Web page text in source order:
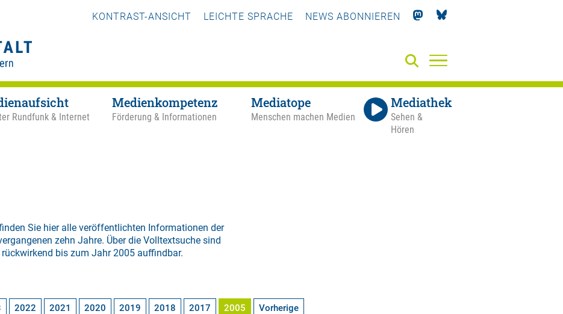
KONTRAST-ANSICHT LEICHTE SPRACHE NEWS ABONNIEREN
Rundfunk & Internet
Medienkompetenz
Förderung & Informationen
Mediatope
Menschen machen Medien
Mediathek
Sehen &
Hören
Sie hier alle veröffentlichten Informationen der
zehn Jahre. Über die Volltextsuche sind
bis zum Jahr 2005 auffindbar.
2022 2021 2020 2019 2018 2017 2005 Vorherige